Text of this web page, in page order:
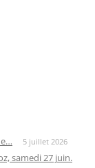
5 juillet 2026
samedi 27 juin.